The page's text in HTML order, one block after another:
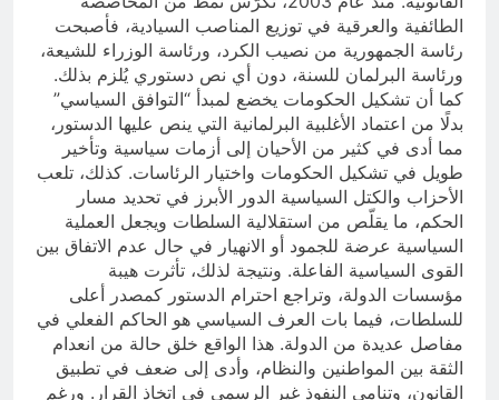
الطائفية والعرقية في توزيع المناصب السيادية، فأصبحت
رئاسة الجمهورية من نصيب الكرد، ورئاسة الوزراء للشيعة،
ورئاسة البرلمان للسنة، دون أي نص دستوري يُلزم بذلك.
كما أن تشكيل الحكومات يخضع لمبدأ “التوافق السياسي”
بدلًا من اعتماد الأغلبية البرلمانية التي ينص عليها الدستور،
مما أدى في كثير من الأحيان إلى أزمات سياسية وتأخير
طويل في تشكيل الحكومات واختيار الرئاسات. كذلك، تلعب
الأحزاب والكتل السياسية الدور الأبرز في تحديد مسار
الحكم، ما يقلّص من استقلالية السلطات ويجعل العملية
السياسية عرضة للجمود أو الانهيار في حال عدم الاتفاق بين
القوى السياسية الفاعلة. ونتيجة لذلك، تأثرت هيبة
مؤسسات الدولة، وتراجع احترام الدستور كمصدر أعلى
للسلطات، فيما بات العرف السياسي هو الحاكم الفعلي في
مفاصل عديدة من الدولة. هذا الواقع خلق حالة من انعدام
الثقة بين المواطنين والنظام، وأدى إلى ضعف في تطبيق
القانون، وتنامي النفوذ غير الرسمي في اتخاذ القرار. ورغم